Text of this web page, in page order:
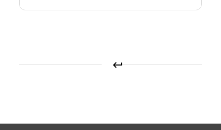
keyboard_return